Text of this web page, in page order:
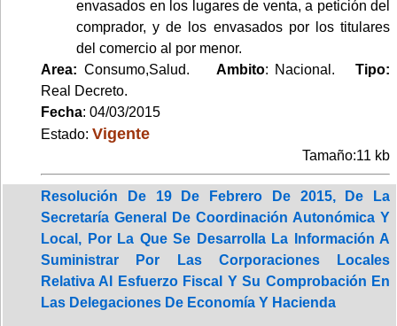
envasados en los lugares de venta, a petición del
comprador, y de los envasados por los titulares
del comercio al por menor.
Area: Consumo,Salud. Ambito: Nacional.Tipo:
Real Decreto.
Fecha: 04/03/2015
Estado: Vigente
Tamaño:11 kb
Resolución De 19 De Febrero De 2015, De La
Secretaría General De Coordinación Autonómica Y
Local, Por La Que Se Desarrolla La Información A
Suministrar Por Las Corporaciones Locales
Relativa Al Esfuerzo Fiscal Y Su Comprobación En
Las Delegaciones De Economía Y Hacienda